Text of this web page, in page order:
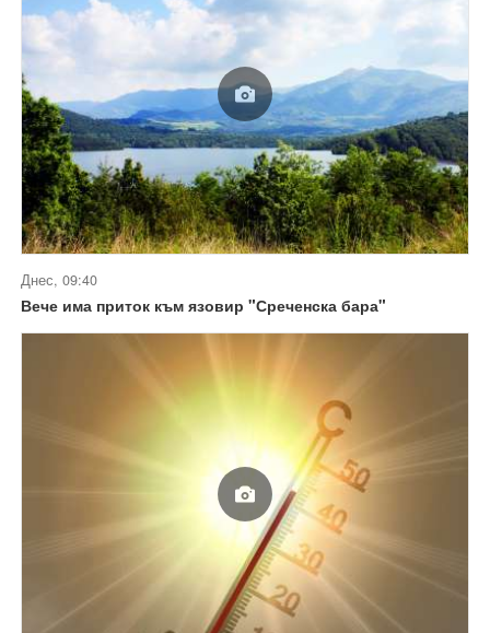
Днес, 09:40
Вече има приток към язовир "Среченска бара"